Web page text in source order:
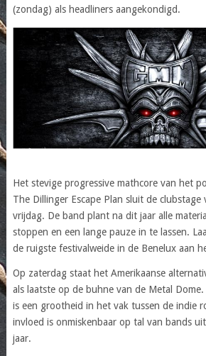
(zondag) als headliners aangekondigd.
Het stevige progressive mathcore van het
The Dillinger Escape Plan sluit de
vrijdag. De band plant na dit jaar alle
stoppen en een lange pauze in te lassen.
de ruigste festivalweide in de Benelux aan
Op zaterdag staat het Amerikaanse
als laatste op de buhne van de Metal Dome.
is een grootheid in het vak tussen de indie
invloed is onmiskenbaar op tal van bands
jaar.